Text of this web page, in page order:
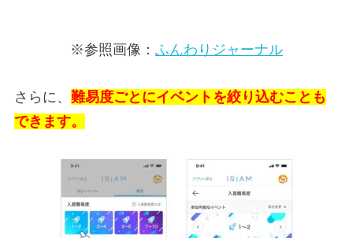
※参照画像： ふんわりジャーナル
さらに、 難易度ごとにイベントを絞り込むことも
できます。